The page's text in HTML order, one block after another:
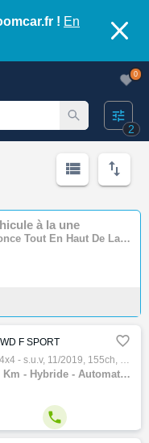
! En
2
0
à la une
Afficher Votre Annonce Tout En Haut De La Page
F SPORT 
Nx, 300h 4wd f sport, 4x4 - s.u.v, 11/2019, 155ch, 8cv, 67467 km, 5 portes, 5 places, Clim. auto, Hybride, Boite de vitesse automatique, Gp…
- Automatique - 4x4 - S.U.V
